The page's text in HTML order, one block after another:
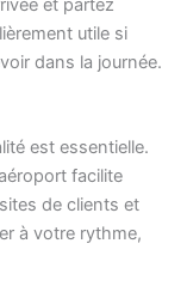
et partez
utile si
dans la journée.
est essentielle.
facilite
de clients et
à votre rythme,